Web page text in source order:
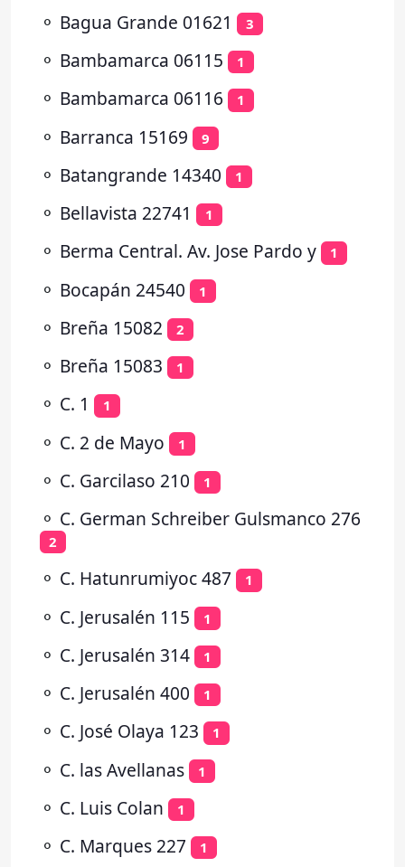
⚬ Bagua Grande 01621 3
⚬ Bambamarca 06115 1
⚬ Bambamarca 06116 1
⚬ Barranca 15169 9
⚬ Batangrande 14340 1
⚬ Bellavista 22741 1
⚬ Berma Central. Av. Jose Pardo y 1
⚬ Bocapán 24540 1
⚬ Breña 15082 2
⚬ Breña 15083 1
⚬ C. 1 1
⚬ C. 2 de Mayo 1
⚬ C. Garcilaso 210 1
⚬ C. German Schreiber Gulsmanco 276
2
⚬ C. Hatunrumiyoc 487 1
⚬ C. Jerusalén 115 1
⚬ C. Jerusalén 314 1
⚬ C. Jerusalén 400 1
⚬ C. José Olaya 123 1
⚬ C. las Avellanas 1
⚬ C. Luis Colan 1
⚬ C. Marques 227 1